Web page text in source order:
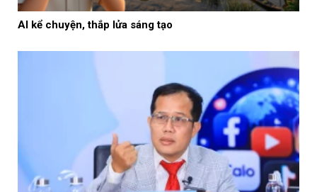
AI kể chuyện, thắp lửa sáng tạo